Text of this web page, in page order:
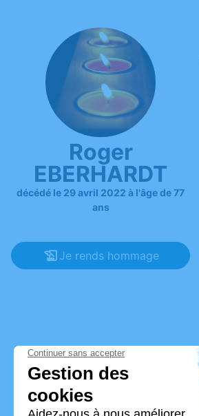
Roger
EBERHARDT
décédé le 29 avril 2022 à l'âge de 77
ans
Je rends hommage